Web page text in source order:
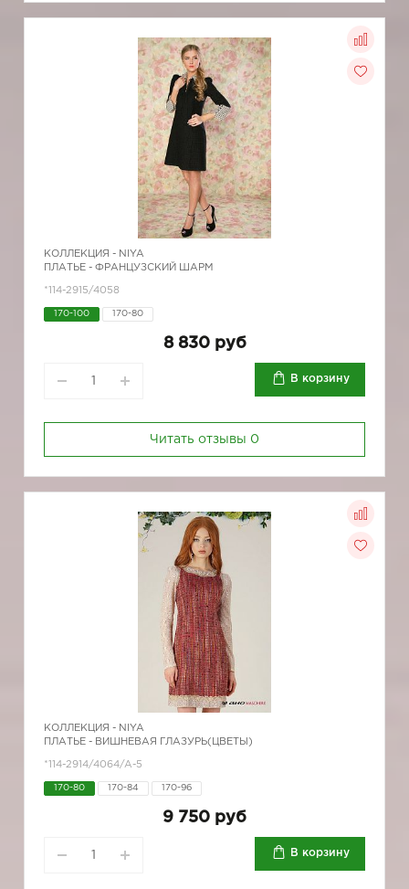
КОЛЛЕКЦИЯ - NIYA
ПЛАТЬЕ - ФРАНЦУЗСКИЙ ШАРМ
*114-2915/4058
170-100 170-80
8 830 руб
В корзину
Читать отзывы 0
КОЛЛЕКЦИЯ - NIYA
ПЛАТЬЕ - ВИШНЕВАЯ ГЛАЗУРЬ(ЦВЕТЫ)
*114-2914/4064/A-5
170-80 170-84 170-96
9 750 руб
В корзину